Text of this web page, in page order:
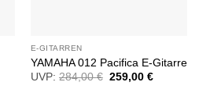
E-GITARREN
YAMAHA 012 Pacifica E-Gitarre
UVP: 284,00€ Ursprünglicher
259,00 €Aktueller